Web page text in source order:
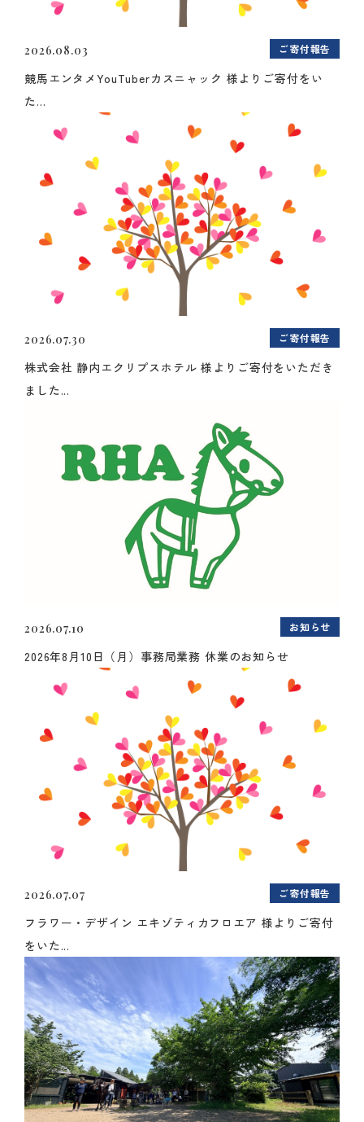
2026.08.03 ご寄付報告
競馬エンタメYouTuberカスニャック 様よりご寄付をい
た...
2026.07.30 ご寄付報告
株式会社 静内エクリプスホテル 様よりご寄付をいただき
ました...
2026.07.10 お知らせ
2026年8月10日（月）事務局業務 休業のお知らせ
2026.07.07 ご寄付報告
フラワー・デザイン エキゾティカフロエア 様よりご寄付
をいた...